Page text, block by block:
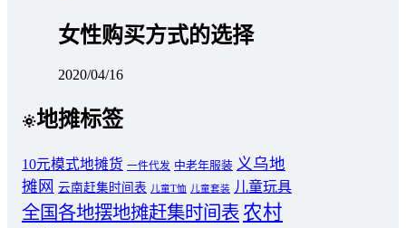
女性购买方式的选择
2020/04/16
地摊标签
10元模式地摊货 一件代发 中老年服装 义乌地
摊网 云南赶集时间表 儿童T恤 儿童套装 儿童玩具
全国各地摆地摊赶集时间表 农村